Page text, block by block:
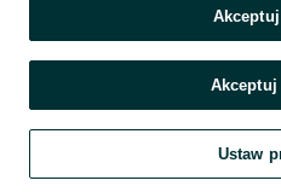
Szukaj Obserwujesz
Akceptuj
Ustaw